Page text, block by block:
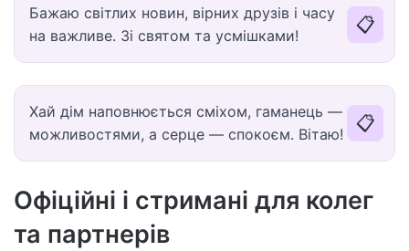
Бажаю світлих новин, вірних друзів і часу
на важливе. Зі святом та усмішками!
📋
Хай дім наповнюється сміхом, гаманець —
можливостями, а серце — спокоєм. Вітаю!
📋
Офіційні і стримані для колег
та партнерів